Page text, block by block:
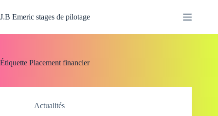
au
contenu
J.B Emeric stages de pilotage
Étiquette Placement financier
Actualités